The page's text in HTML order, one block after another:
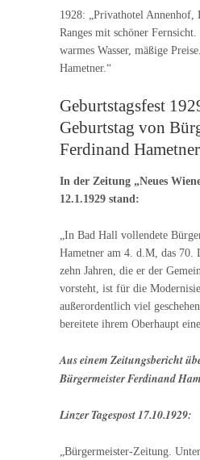
1928: „Privathotel Annenhof,
Ranges mit schöner
warmes Wasser, mäßige
Hametner.“
Geburtstagsfest
Geburtstag von
Ferdinand
In der Zeitung „Neues
12.1.1929 stand:
„In Bad Hall vollendete
Hametner am 4. d.M, das 70.
zehn Jahren, die er der
vorsteht, ist für die
außerordentlich viel
bereitete ihrem Oberhaupt
Aus einem Zeitungsbericht
Bürgermeister Ferdinand
Linzer Tagespost 17.10.1929:
„Bürgermeister-Zeitung.